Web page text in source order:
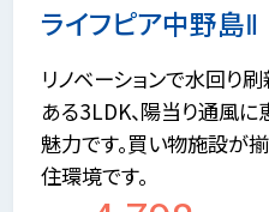
ライフピア中野島Ⅱ
リノベーションで水回り
ある3LDK、陽当り通風
魅力です。買い物施設が
住環境です。